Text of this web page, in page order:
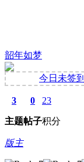
韶年如梦
今日未签到
3
主题
0
帖子
23
积分
版主